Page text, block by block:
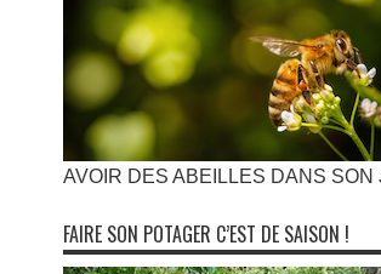
AVOIR DES ABEILLES DANS SON
FAIRE SON POTAGER C’EST DE SAISON !